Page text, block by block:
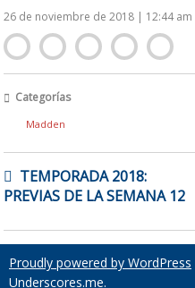
26 de noviembre de 2018 | 12:44 am
Categorías
Madden
DE
ENTRADAS
TEMPORADA 2018:
PREVIAS DE LA SEMANA 12
Proudly powered by WordPress
Underscores.me.